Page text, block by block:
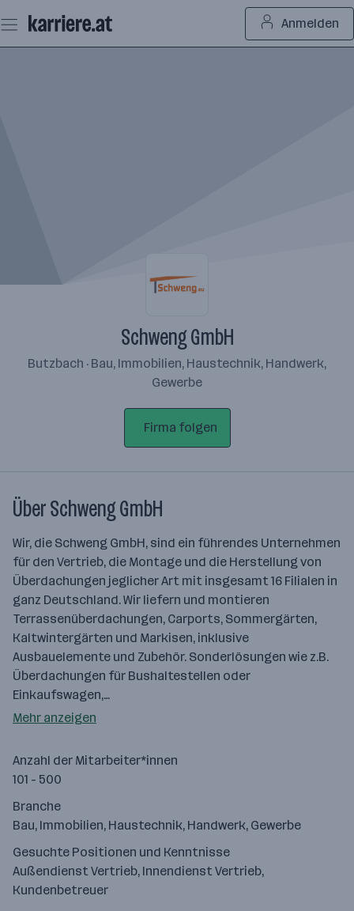
Seiteninhalt
springen
Anmelden
Schweng GmbH
Butzbach · Bau, Immobilien, Haustechnik, Handwerk,
Gewerbe
Firma folgen
Über Schweng GmbH
Wir, die Schweng GmbH, sind ein führendes Unternehmen
für den Vertrieb, die Montage und die Herstellung von
Überdachungen jeglicher Art mit insgesamt 16 Filialen in
ganz Deutschland. Wir liefern und montieren
Terrassenüberdachungen, Carports, Sommergärten,
Kaltwintergärten und Markisen, inklusive
Ausbauelemente und Zubehör. Sonderlösungen wie z.B.
Überdachungen für Bushaltestellen oder
Einkaufswagen,…
Mehr anzeigen
Anzahl der Mitarbeiter*innen
101 - 500
Branche
Bau, Immobilien, Haustechnik, Handwerk, Gewerbe
Gesuchte Positionen und Kenntnisse
Außendienst Vertrieb, Innendienst Vertrieb,
Kundenbetreuer